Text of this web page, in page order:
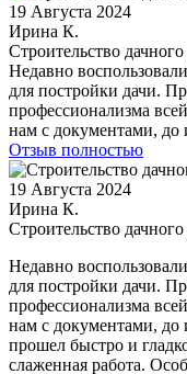
19 Августа 2024
Ирина К.
Строительство
Недавно
для постройки дачи.
профессионализма
нам с документами,
Отзыв полностью
19 Августа 2024
Ирина К.
Строительство
Недавно
для постройки дачи.
профессионализма
нам с документами, до
прошел быстро и
слаженная работа.